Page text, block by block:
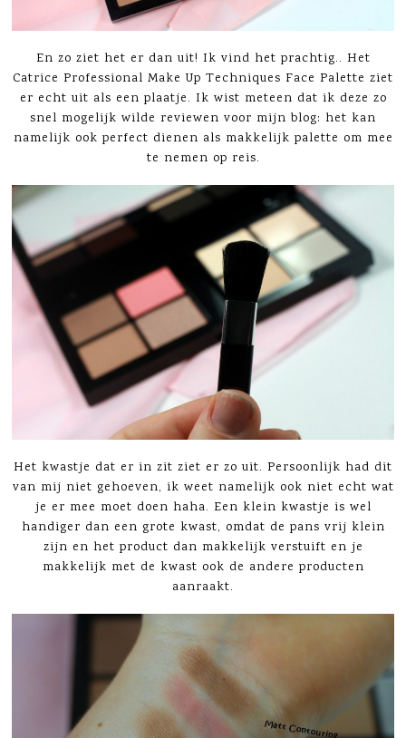
En zo ziet het er dan uit! Ik vind het prachtig.. Het
Catrice Professional Make Up Techniques Face Palette ziet
er echt uit als een plaatje. Ik wist meteen dat ik deze zo
snel mogelijk wilde reviewen voor mijn blog: het kan
namelijk ook perfect dienen als makkelijk palette om mee
te nemen op reis.
Het kwastje dat er in zit ziet er zo uit. Persoonlijk had dit
van mij niet gehoeven, ik weet namelijk ook niet echt wat
je er mee moet doen haha. Een klein kwastje is wel
handiger dan een grote kwast, omdat de pans vrij klein
zijn en het product dan makkelijk verstuift en je
makkelijk met de kwast ook de andere producten
aanraakt.